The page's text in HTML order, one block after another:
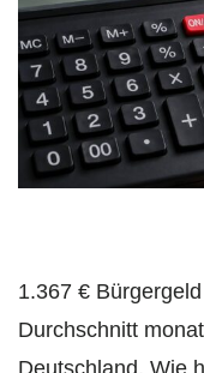
1.367 €
Durchschnitt
Deutschland. Wie